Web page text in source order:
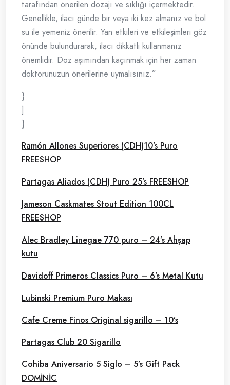
tarafından önerilen dozajı ve sıklığı içermektedir.
Genellikle, ilacı günde bir veya iki kez almanız ve bol
su ile yemeniz önerilir. Yan etkileri ve etkileşimleri göz
önünde bulundurarak, ilacı dikkatli kullanmanız
önemlidir. Doz aşımından kaçınmak için her zaman
doktorunuzun önerilerine uymalısınız.”
}
]
}
Ramón Allones Superiores (CDH)10’s Puro
FREESHOP
Partagas Aliados (CDH) Puro 25’s FREESHOP
Jameson Caskmates Stout Edition 100CL
FREESHOP
Alec Bradley Linegae 770 puro – 24’s Ahşap
kutu
Davidoff Primeros Classics Puro – 6’s Metal Kutu
Lubinski Premium Puro Makası
Cafe Creme Finos Original sigarillo – 10’s
Partagas Club 20 Sigarillo
Cohiba Aniversario 5 Siglo – 5’s Gift Pack
DOMİNİC